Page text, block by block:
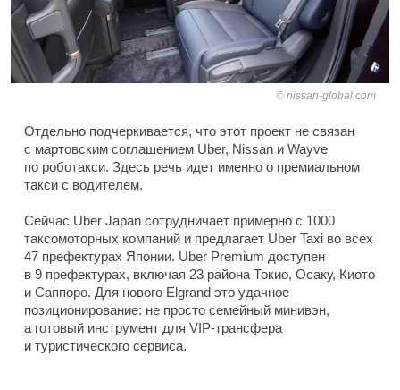
nissan-global.com
Отдельно подчеркивается, что этот проект не связан
с мартовским соглашением Uber, Nissan и Wayve
по роботакси. Здесь речь идет именно о премиальном
такси с водителем.
Сейчас Uber Japan сотрудничает примерно с 1000
таксомоторных компаний и предлагает Uber Taxi во всех
47 префектурах Японии. Uber Premium доступен
в 9 префектурах, включая 23 района Токио, Осаку, Киото
и Саппоро. Для нового Elgrand это удачное
позиционирование: не просто семейный минивэн,
а готовый инструмент для VIP-трансфера
и туристического сервиса.